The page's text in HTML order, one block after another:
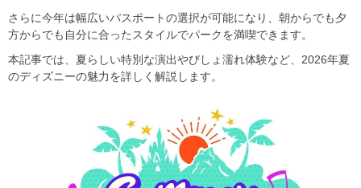
さらに今年は幅広いパスポートの選択が可能になり、朝からでも夕
方からでも自分に合ったスタイルでパークを満喫できます。
本記事では、夏らしい特別な演出やびしょ濡れ体験など、2026年夏
のディズニーの魅力を詳しく解説します。